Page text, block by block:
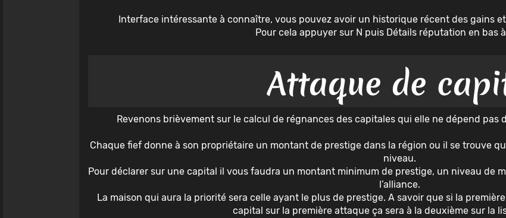
Interface intéressante à connaître, vous pouvez avoir un historique récent des gains
Pour cela appuyer sur N puis Détails réputation en bas
Attaque de
Revenons brièvement sur le calcul de régnances des capitales qui elle ne dépend
Chaque fief donne à son propriétaire un montant de prestige dans la région ou il se trouve
niveau.
Pour déclarer sur une capital il vous faudra un montant minimum de prestige, un niveau de
l’alliance.
La maison qui aura la priorité sera celle ayant le plus de prestige. A savoir que si la
capital sur la première attaque ça sera à la deuxième sur la